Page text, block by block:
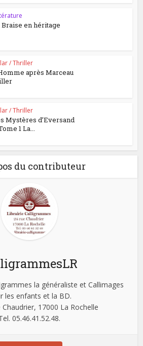
Braise en héritage
/ Thriller
après Marceau
/ Thriller
Mystères d’Eversand
1 La...
du contributeur
la généraliste et Callimages
les enfants et la BD.
17000 La Rochelle
05.46.41.52.48.